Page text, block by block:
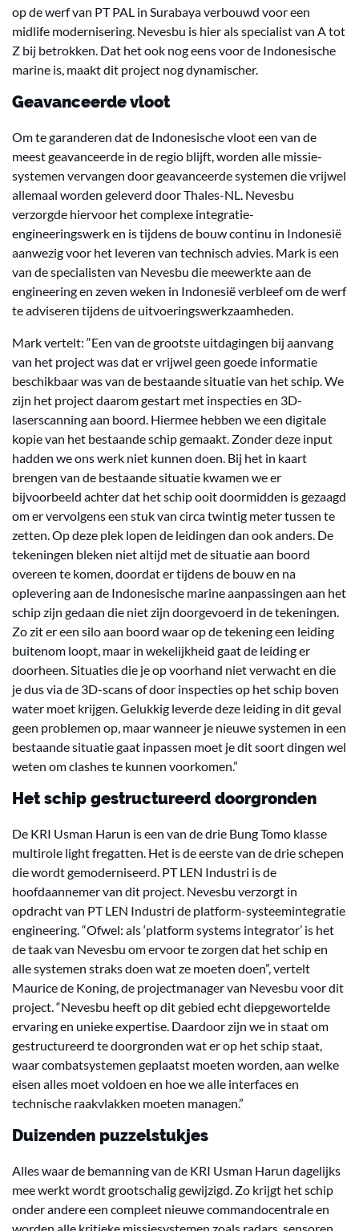
op de werf van PT PAL in Surabaya verbouwd voor een
midlife modernisering. Nevesbu is hier als specialist van A tot
Z bij betrokken. Dat het ook nog eens voor de Indonesische
marine is, maakt dit project nog dynamischer.
Geavanceerde vloot
Om te garanderen dat de Indonesische vloot een van de
meest geavanceerde in de regio blijft, worden alle missie-
systemen vervangen door geavanceerde systemen die vrijwel
allemaal worden geleverd door Thales-NL. Nevesbu
verzorgde hiervoor het complexe integratie-
engineeringswerk en is tijdens de bouw continu in Indonesië
aanwezig voor het leveren van technisch advies. Mark is een
van de specialisten van Nevesbu die meewerkte aan de
engineering en zeven weken in Indonesië verbleef om de werf
te adviseren tijdens de uitvoeringswerkzaamheden.
Mark vertelt: “Een van de grootste uitdagingen bij aanvang
van het project was dat er vrijwel geen goede informatie
beschikbaar was van de bestaande situatie van het schip. We
zijn het project daarom gestart met inspecties en 3D-
laserscanning aan boord. Hiermee hebben we een digitale
kopie van het bestaande schip gemaakt. Zonder deze input
hadden we ons werk niet kunnen doen. Bij het in kaart
brengen van de bestaande situatie kwamen we er
bijvoorbeeld achter dat het schip ooit doormidden is gezaagd
om er vervolgens een stuk van circa twintig meter tussen te
zetten. Op deze plek lopen de leidingen dan ook anders. De
tekeningen bleken niet altijd met de situatie aan boord
overeen te komen, doordat er tijdens de bouw en na
oplevering aan de Indonesische marine aanpassingen aan het
schip zijn gedaan die niet zijn doorgevoerd in de tekeningen.
Zo zit er een silo aan boord waar op de tekening een leiding
buitenom loopt, maar in wekelijkheid gaat de leiding er
doorheen. Situaties die je op voorhand niet verwacht en die
je dus via de 3D-scans of door inspecties op het schip boven
water moet krijgen. Gelukkig leverde deze leiding in dit geval
geen problemen op, maar wanneer je nieuwe systemen in een
bestaande situatie gaat inpassen moet je dit soort dingen wel
weten om clashes te kunnen voorkomen.”
Het schip gestructureerd doorgronden
De KRI Usman Harun is een van de drie Bung Tomo klasse
multirole light fregatten. Het is de eerste van de drie schepen
die wordt gemoderniseerd. PT LEN Industri is de
hoofdaannemer van dit project. Nevesbu verzorgt in
opdracht van PT LEN Industri de platform-systeemintegratie
engineering. “Ofwel: als ‘platform systems integrator’ is het
de taak van Nevesbu om ervoor te zorgen dat het schip en
alle systemen straks doen wat ze moeten doen”, vertelt
Maurice de Koning, de projectmanager van Nevesbu voor dit
project. “Nevesbu heeft op dit gebied echt diepgewortelde
ervaring en unieke expertise. Daardoor zijn we in staat om
gestructureerd te doorgronden wat er op het schip staat,
waar combatsystemen geplaatst moeten worden, aan welke
eisen alles moet voldoen en hoe we alle interfaces en
technische raakvlakken moeten managen.”
Duizenden puzzelstukjes
Alles waar de bemanning van de KRI Usman Harun dagelijks
mee werkt wordt grootschalig gewijzigd. Zo krijgt het schip
onder andere een compleet nieuwe commandocentrale en